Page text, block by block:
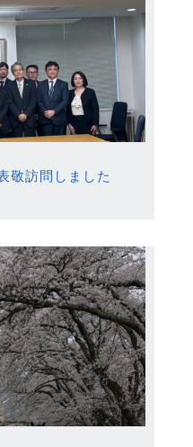
敬訪問しました